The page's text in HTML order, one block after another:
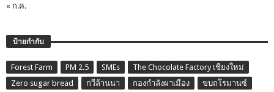
« ก.ค.
ป้ายกำกับ
Forest Farm PM 2.5 SMEs
The Chocolate Factory เชียงใหม่
Zero sugar bread
กวีล้านนา กองกำลังผาเมือง
ขบถโรมานซ์